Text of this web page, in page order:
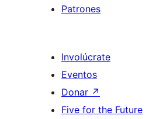
Patrones
Involúcrate
Eventos
Donar ↗
Five for the Future